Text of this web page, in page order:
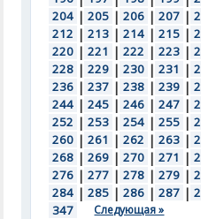
204 | 205 | 206 | 207 |
212 | 213 | 214 | 215 |
220 | 221 | 222 | 223 |
228 | 229 | 230 | 231 |
236 | 237 | 238 | 239 |
244 | 245 | 246 | 247 |
252 | 253 | 254 | 255 |
260 | 261 | 262 | 263 |
268 | 269 | 270 | 271 |
276 | 277 | 278 | 279 |
284 | 285 | 286 | 287 |
347
Следующая »